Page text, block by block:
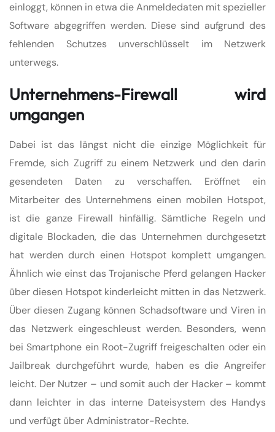
einloggt, können in etwa die Anmeldedaten mit spezieller
Software abgegriffen werden. Diese sind aufgrund des
fehlenden Schutzes unverschlüsselt im Netzwerk
unterwegs.
Unternehmens-Firewall wird
umgangen
Dabei ist das längst nicht die einzige Möglichkeit für
Fremde, sich Zugriff zu einem Netzwerk und den darin
gesendeten Daten zu verschaffen. Eröffnet ein
Mitarbeiter des Unternehmens einen mobilen Hotspot,
ist die ganze Firewall hinfällig. Sämtliche Regeln und
digitale Blockaden, die das Unternehmen durchgesetzt
hat werden durch einen Hotspot komplett umgangen.
Ähnlich wie einst das Trojanische Pferd gelangen Hacker
über diesen Hotspot kinderleicht mitten in das Netzwerk.
Über diesen Zugang können Schadsoftware und Viren in
das Netzwerk eingeschleust werden. Besonders, wenn
bei Smartphone ein Root-Zugriff freigeschalten oder ein
Jailbreak durchgeführt wurde, haben es die Angreifer
leicht. Der Nutzer – und somit auch der Hacker – kommt
dann leichter in das interne Dateisystem des Handys
und verfügt über Administrator-Rechte.